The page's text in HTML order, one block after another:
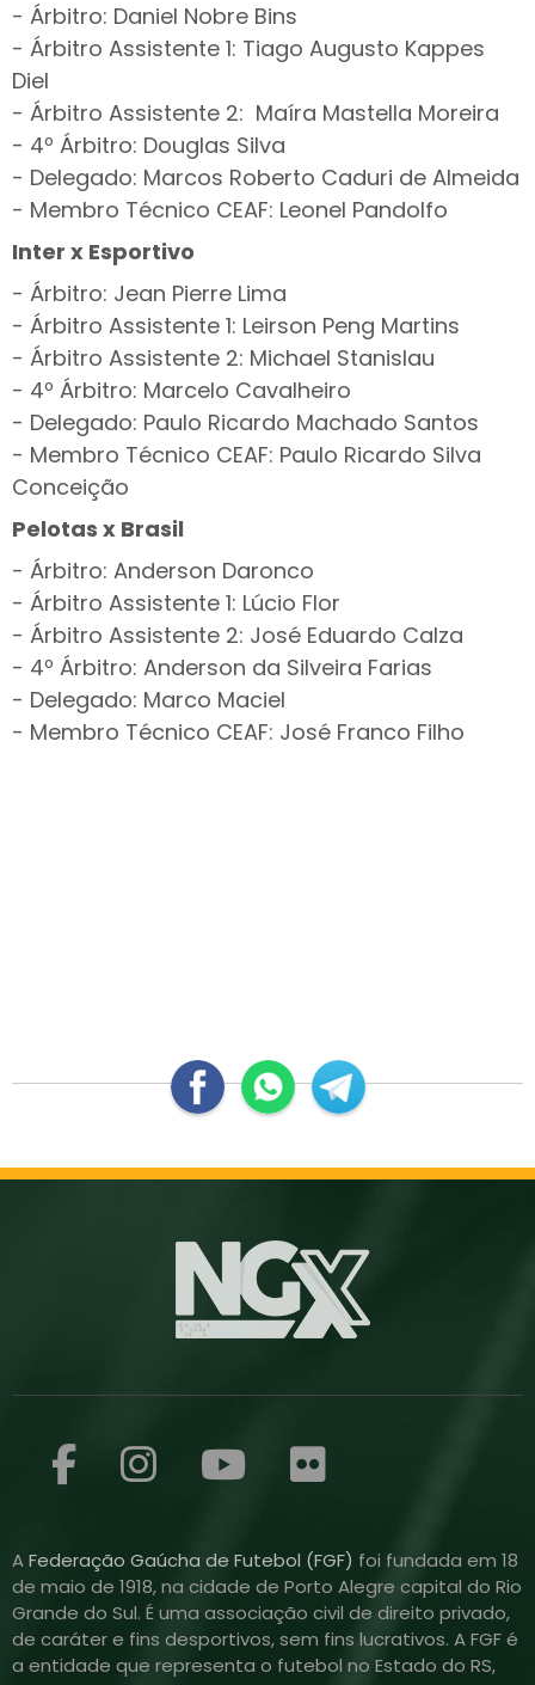
- Árbitro: Daniel Nobre Bins
- Árbitro Assistente 1: Tiago Augusto Kappes
Diel
- Árbitro Assistente 2: Maíra Mastella Moreira
- 4º Árbitro: Douglas Silva
- Delegado: Marcos Roberto Caduri de Almeida
- Membro Técnico CEAF: Leonel Pandolfo
Inter x Esportivo
- Árbitro: Jean Pierre Lima
- Árbitro Assistente 1: Leirson Peng Martins
- Árbitro Assistente 2: Michael Stanislau
- 4º Árbitro: Marcelo Cavalheiro
- Delegado: Paulo Ricardo Machado Santos
- Membro Técnico CEAF: Paulo Ricardo Silva
Conceição
Pelotas x Brasil
- Árbitro: Anderson Daronco
- Árbitro Assistente 1: Lúcio Flor
- Árbitro Assistente 2: José Eduardo Calza
- 4º Árbitro: Anderson da Silveira Farias
- Delegado: Marco Maciel
- Membro Técnico CEAF: José Franco Filho
AFederação Gaúcha de Futebol (FGF) foi fundada em 18
de maio de 1918, na cidade de Porto Alegre capital do Rio
Grande do Sul. É uma associação civil de direito privado,
de caráter e fins desportivos, sem fins lucrativos. A FGF é
a entidade que representa o futebol no Estado do RS,